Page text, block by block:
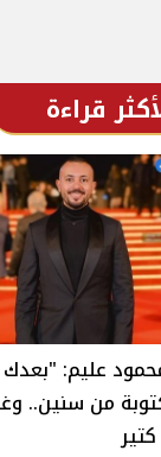
قراءة
عليم: "بعدك
من سنين..